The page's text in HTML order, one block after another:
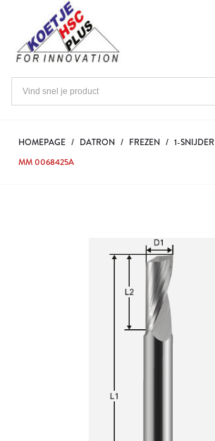
HOMEPAGE / DATRON / FREZEN / 1-SNIJDER
MM 0068425A